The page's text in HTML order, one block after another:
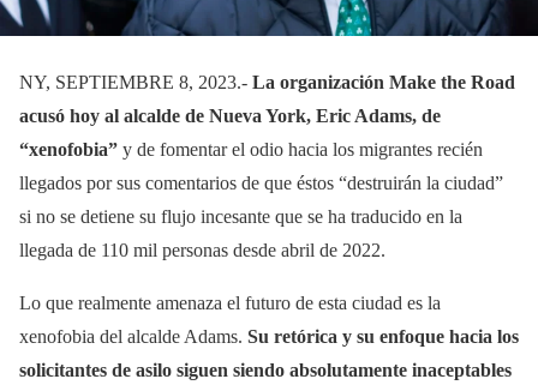
NY, SEPTIEMBRE 8, 2023.- La organización Make the Road
acusó hoy al alcalde de Nueva York, Eric Adams, de
“xenofobia” y de fomentar el odio hacia los migrantes recién
llegados por sus comentarios de que éstos “destruirán la ciudad”
si no se detiene su flujo incesante que se ha traducido en la
llegada de 110 mil personas desde abril de 2022.
Lo que realmente amenaza el futuro de esta ciudad es la
xenofobia del alcalde Adams. Su retórica y su enfoque hacia los
solicitantes de asilo siguen siendo absolutamente inaceptables